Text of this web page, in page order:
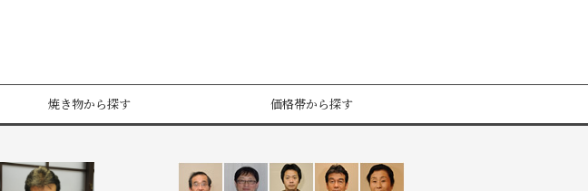
焼き物から探す 価格帯から探す